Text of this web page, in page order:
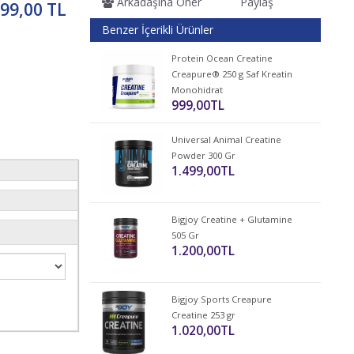
TL
Benzer İçerikli Ürünler
Protein Ocean Creatine
Creapure® 250 g Saf Kreatin
Monohidrat
999,00TL
Universal Animal Creatine
Powder 300 Gr
1.499,00TL
Bigjoy Creatine + Glutamine
505 Gr
1.200,00TL
Bigjoy Sports Creapure
Creatine 253 gr
1.020,00TL